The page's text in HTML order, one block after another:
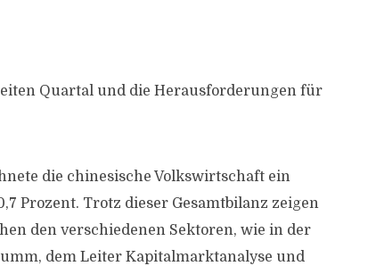
Quartal und die Herausforderungen für
die chinesische Volkswirtschaft ein
Prozent. Trotz dieser Gesamtbilanz zeigen
den verschiedenen Sektoren, wie in der
dem Leiter Kapitalmarktanalyse und